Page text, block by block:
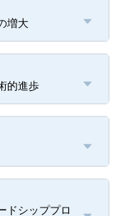
増大
的進歩
ドシッププロ